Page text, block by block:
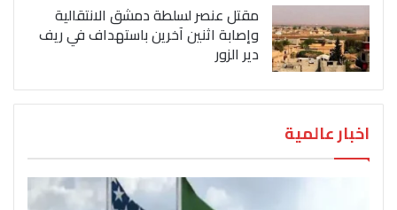
مقتل عنصر لسلطة دمشق الانتقالية
وإصابة اثنين آخرين باستهداف في ريف
دير الزور
اخبار عالمية